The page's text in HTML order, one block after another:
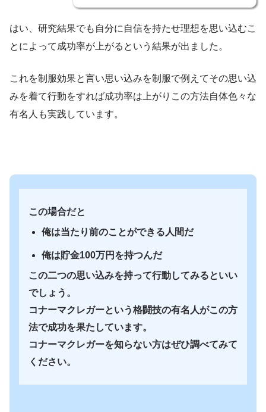
はい、研究結果でも自分に自信を持たせ理想を思い込むこ
とによって成功率が上がるという結果が出ました。
これを制服効果と言い思い込みを制服で例えてその思い込
みを着て行動をすれば成功率は上がりこの方法自体色々な
有名人も実践しています。
この場合だと
俺は当たり前のことができる人間だ
俺は貯金100万円を持つんだ
この二つの思い込みを持って行動してみるといい
でしょう。
コナーマクレガーという格闘技の有名人がこの方
法で成功を果たしています。
コナーマクレガーを知らない方はぜひ調べてみて
ください。